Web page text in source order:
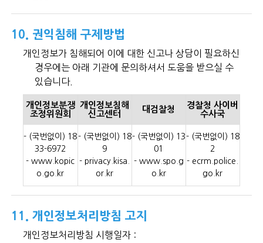
10. 권익침해 구제방법
개인정보가 침해되어 이에 대한 신고나 상담이 필요하신
경우에는 아래 기관에 문의하셔서 도움을 받으실 수
있습니다.
개인정보분쟁
조정위원회
개인정보침해
신고센터
대검찰청
경찰청 사이버
수사국
- (국번없이) 18
33-6972
- www.kopic
o.go.kr
- (국번없이) 18
9
- privacy.kisa.
or.kr
- (국번없이) 13
01
- www.spo.g
o.kr
- (국번없이) 18
2
- ecrm.police.
go.kr
11. 개인정보처리방침 고지
개인정보처리방침 시행일자 :